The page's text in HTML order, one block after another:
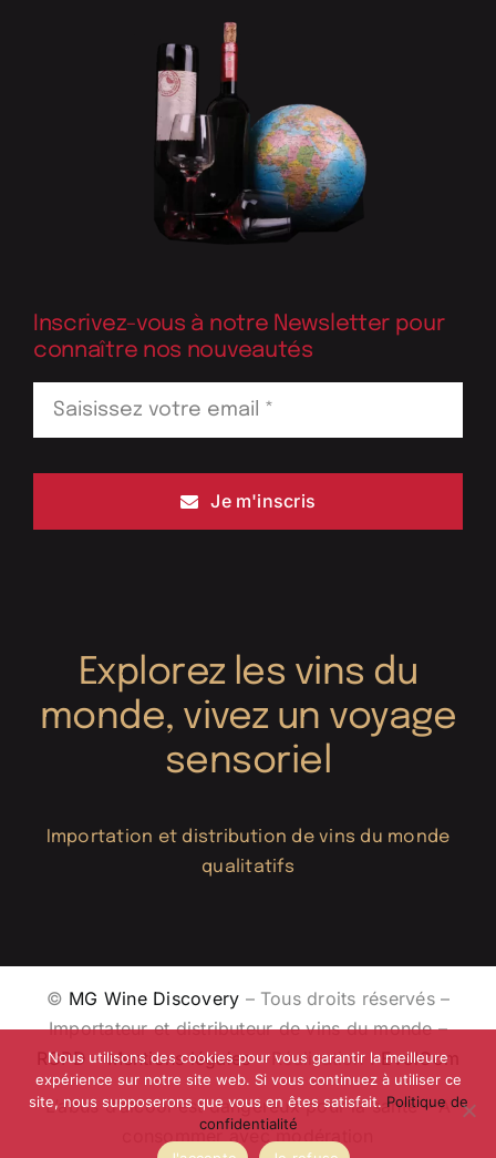
Inscrivez-vous à notre Newsletter pour
connaître nos nouveautés
Je m'inscris
Explorez les vins du
monde, vivez un voyage
sensoriel
Importation et distribution de vins du monde
qualitatifs
© MG Wine Discovery – Tous droits réservés –
Importateur et distributeur de vins du monde –
RGPD –Mentions légales– Réalisation : EvolCom
L’abus d’alcool est dangereux pour la santé – A
consommer avec modération
Nous utilisons des cookies pour vous garantir la meilleure
expérience sur notre site web. Si vous continuez à utiliser ce
site, nous supposerons que vous en êtes satisfait. Politique de
confidentialité